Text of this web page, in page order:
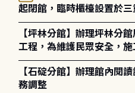
起閉館，臨時櫃檯設置於
造成不便，敬請見諒。
【坪林分館】辦理坪林分
工程，為維護民眾安全，
【石碇分館】辦理館內閱
務調整